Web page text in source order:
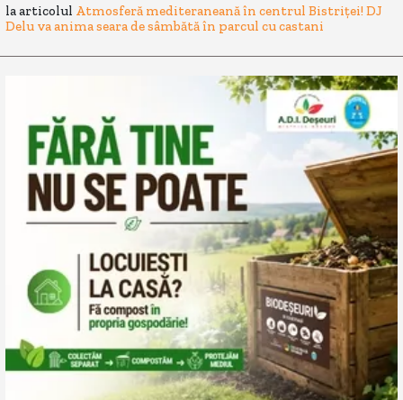
la articolul Atmosferă mediteraneană în centrul Bistriței! DJ
Delu va anima seara de sâmbătă în parcul cu castani